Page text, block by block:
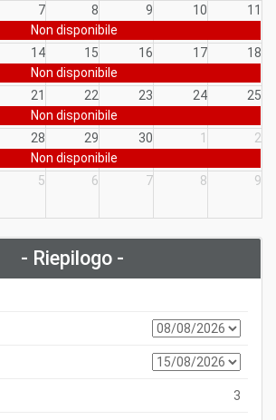
7 8 9 10
11
Non disponibile
14 15 16 17
18
Non disponibile
21 22 23 24
25
Non disponibile
28 29 30 1
2
Non disponibile
5 6 7 8 9
- Riepilogo -
3